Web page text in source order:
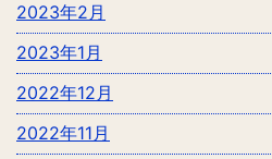
2023年2月
2023年1月
2022年12月
2022年11月